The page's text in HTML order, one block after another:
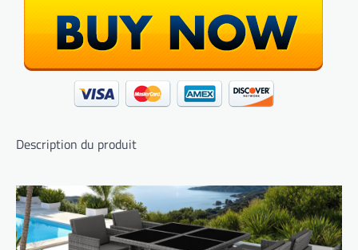
Description du produit